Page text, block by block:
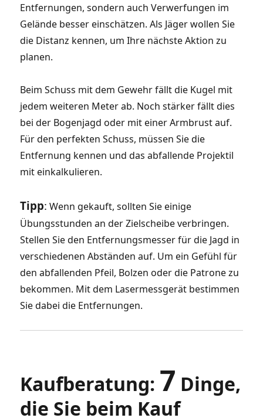
Entfernungen, sondern auch Verwerfungen im
Gelände besser einschätzen. Als Jäger wollen Sie
die Distanz kennen, um Ihre nächste Aktion zu
planen.
Beim Schuss mit dem Gewehr fällt die Kugel mit
jedem weiteren Meter ab. Noch stärker fällt dies
bei der Bogenjagd oder mit einer Armbrust auf.
Für den perfekten Schuss, müssen Sie die
Entfernung kennen und das abfallende Projektil
mit einkalkulieren.
Tipp: Wenn gekauft, sollten Sie einige
Übungsstunden an der Zielscheibe verbringen.
Stellen Sie den Entfernungsmesser für die Jagd in
verschiedenen Abständen auf. Um ein Gefühl für
den abfallenden Pfeil, Bolzen oder die Patrone zu
bekommen. Mit dem Lasermessgerät bestimmen
Sie dabei die Entfernungen.
Kaufberatung: 7 Dinge,
die Sie beim Kauf